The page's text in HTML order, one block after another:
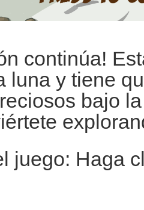
continúa!
luna y tiene
bajo
juego: Haga